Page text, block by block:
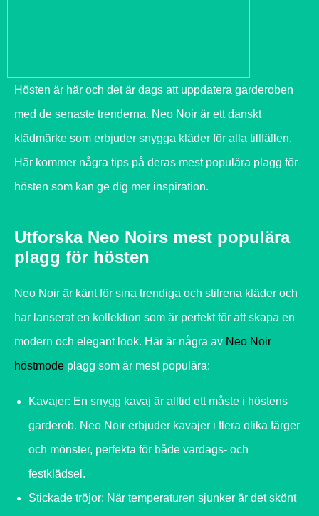
Hösten är här och det är dags att uppdatera garderoben
med de senaste trenderna. Neo Noir är ett danskt
klädmärke som erbjuder snygga kläder för alla tillfällen.
Här kommer några tips på deras mest populära plagg för
hösten som kan ge dig mer inspiration.
Utforska Neo Noirs mest populära
plagg för hösten
Neo Noir är känt för sina trendiga och stilrena kläder och
har lanserat en kollektion som är perfekt för att skapa en
modern och elegant look. Här är några av Neo Noir
höstmode plagg som är mest populära:
Kavajer: En snygg kavaj är alltid ett måste i höstens
garderob. Neo Noir erbjuder kavajer i flera olika färger
och mönster, perfekta för både vardags- och
festklädsel.
Stickade tröjor: När temperaturen sjunker är det skönt